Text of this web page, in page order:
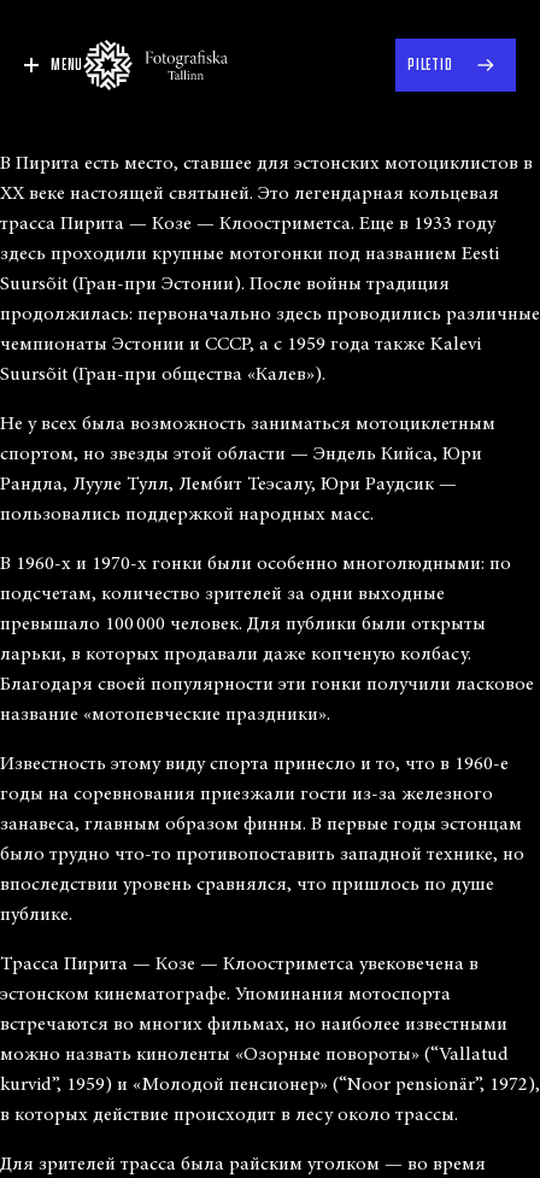
MENU PILETID
В Пирита есть место, ставшее для эстонских мотоциклистов в
XX веке настоящей святыней. Это легендарная кольцевая
трасса Пирита — Козе — Клоостриметса. Еще в 1933 году
здесь проходили крупные мотогонки под названием Eesti
Suursõit (Гран-при Эстонии). После войны традиция
продолжилась: первоначально здесь проводились различные
чемпионаты Эстонии и СССР, а с 1959 года также Kalevi
Suursõit (Гран-при общества «Калев»).
Не у всех была возможность заниматься мотоциклетным
спортом, но звезды этой области — Эндель Кийса, Юри
Рандла, Лууле Тулл, Лембит Теэсалу, Юри Раудсик —
пользовались поддержкой народных масс.
В 1960-х и 1970-х гонки были особенно многолюдными: по
подсчетам, количество зрителей за одни выходные
превышало 100 000 человек. Для публики были открыты
ларьки, в которых продавали даже копченую колбасу.
Благодаря своей популярности эти гонки получили ласковое
название «мотопевческие праздники».
Известность этому виду спорта принесло и то, что в 1960-е
годы на соревнования приезжали гости из-за железного
занавеса, главным образом финны. В первые годы эстонцам
было трудно что-то противопоставить западной технике, но
впоследствии уровень сравнялся, что пришлось по душе
публике.
Трасса Пирита — Козе — Клоостриметса увековечена в
эстонском кинематографе. Упоминания мотоспорта
встречаются во многих фильмах, но наиболее известными
можно назвать киноленты «Озорные повороты» (“Vallatud
kurvid”, 1959) и «Молодой пенсионер» (“Noor pensionär”, 1972),
в которых действие происходит в лесу около трассы.
Для зрителей трасса была райским уголком — во время